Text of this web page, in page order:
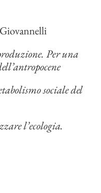
Per una
sociale del
l’ecologia.